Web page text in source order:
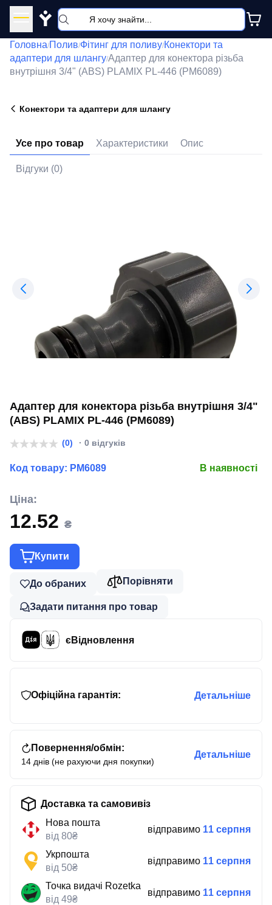
Y
Головна/Полив/Фітинг для поливу/Конектори та
адаптери для шлангу/Адаптер для конектора різьба
внутрішня 3/4" (ABS) PLAMIX PL-446 (PM6089)
Конектори та адаптери для шлангу
Усе про товар Характеристики Опис
Відгуки (0)
Адаптер для конектора різьба внутрішня 3/4"
(ABS) PLAMIX PL-446 (PM6089)
(0) · 0 відгуків
Код товару: PM6089 В наявності
Ціна:
12.52 ₴
Купити
До обраних Порівняти
Задати питання про товар
єВідновлення
Офіційна гарантія: Детальніше
Повернення/обмін:
14 днів (не рахуючи дня покупки)
Детальніше
Доставка та самовивіз
Нова пошта
від 80₴
відправимо 11 серпня
Укрпошта
від 50₴
відправимо 11 серпня
Точка видачі Rozetka
від 49₴
відправимо 11 серпня